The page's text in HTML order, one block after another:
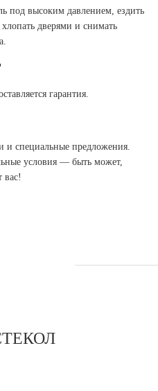
под высоким давлением, ездить
дверями и снимать
гарантия.
и специальные предложения.
условия — быть может,
вас!